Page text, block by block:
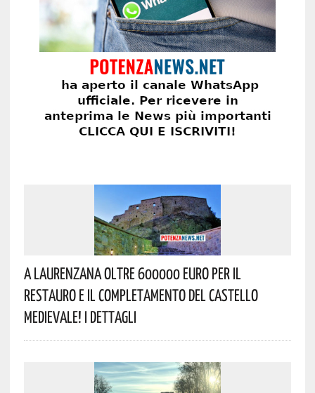
A Laurenzana Oltre 600000 Euro Per Il
Restauro E Il Completamento Del Castello
Medievale! I Dettagli